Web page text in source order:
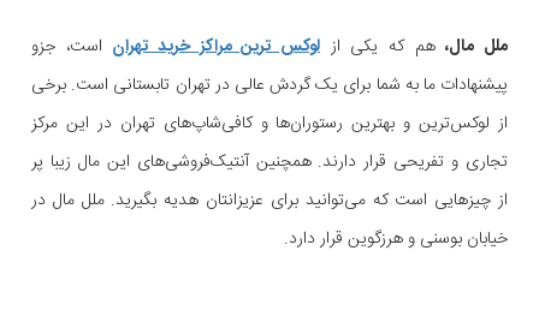
ملل مال،هم که یکی از لوکس ترین مراکز خرید تهران است، جزو
پیشنهادات ما به شما برای یک گردش عالی در تهران تابستانی است. برخی
از لوکس‌ترین و بهترین رستوران‌ها و کافی‌شاپ‌های تهران در این مرکز
تجاری و تفریحی قرار دارند. همچنین آنتیک‌فروشی‌های این مال زیبا پر
از چیزهایی است که می‌توانید برای عزیزانتان هدیه بگیرید. ملل مال در
خیابان بوسنی و هرزگوین قرار دارد.